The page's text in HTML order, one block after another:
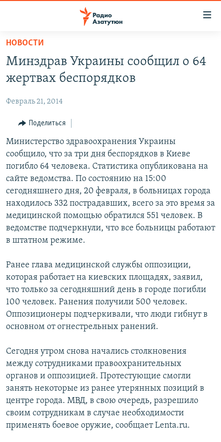
Перейти
основному
содержанию
Перейти
навигации
Перейти
поиску
НОВОСТИ
ПОЛИТИКА
ОБЩЕСТВО
ЭКОНОМИКА
РЕГИОН
НАГОРНЫЙ КАРАБАХ
КУЛЬТУРА
СПОРТ
АРХИВ
Հայերեն
Русский
Все сайты Радио Азатутюн
НОВОСТИ
Минздрав Украины сообщил о 64
жертвах беспорядков
Февраль 21, 2014
Поделиться
Министерство здравоохранения Украины
сообщило, что за три дня беспорядков в Киеве
погибло 64 человека. Статистика опубликована на
сайте ведомства. По состоянию на 15:00
сегодняшнего дня, 20 февраля, в больницах города
находилось 332 пострадавших, всего за это время за
медицинской помощью обратился 551 человек. В
ведомстве подчеркнули, что все больницы работают
в штатном режиме.
Ранее глава медицинской службы оппозиции,
которая работает на киевских площадях, заявил,
что только за сегодняшний день в городе погибли
100 человек. Ранения получили 500 человек.
Оппозиционеры подчеркивали, что люди гибнут в
основном от огнестрельных ранений.
Сегодня утром снова начались столкновения
между сотрудниками правоохранительных
органов и оппозицией. Протестующие смогли
занять некоторые из ранее утерянных позиций в
центре города. МВД, в свою очередь, разрешило
своим сотрудникам в случае необходимости
применять боевое оружие, сообщает Lenta.ru.